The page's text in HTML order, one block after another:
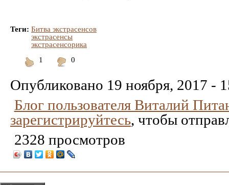
Теги: Битва экстрасенсов
экстрасенсы
экстрасенсорика
1
0
Опубликовано 19 ноября, 2017 -
Блог пользователя Виталий
зарегистрируйтесь, чтобы
2328 просмотров